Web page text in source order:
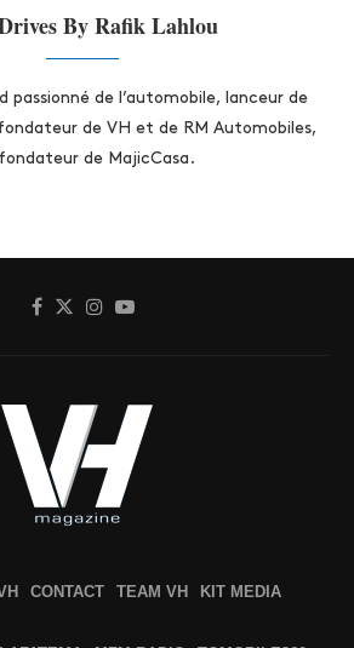
By Rafik Lahlou
passionné de l’automobile, lanceur de
de VH et de RM Automobiles,
de MajicCasa.
CONTACT TEAM VH KIT MEDIA